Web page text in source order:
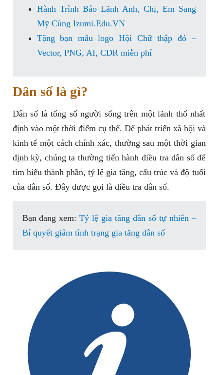
Hành Trình Bảo Lãnh Anh, Chị, Em Sang
Mỹ Cùng Izumi.Edu.VN
Tặng bạn mẫu logo Hội Chữ thập đỏ –
Vector, PNG, AI, CDR miễn phí
Dân số là gì?
Dân số là tổng số người sống trên một lãnh thổ nhất
định vào một thời điểm cụ thể. Để phát triển xã hội và
kinh tế một cách chính xác, thường sau một thời gian
định kỳ, chúng ta thường tiến hành điều tra dân số để
tìm hiểu thành phần, tỷ lệ gia tăng, cấu trúc và độ tuổi
của dân số. Đây được gọi là điều tra dân số.
Bạn đang xem:Tỷ lệ gia tăng dân số tự nhiên –
Bí quyết giảm tình trạng gia tăng dân số